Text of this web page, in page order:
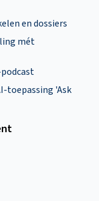
en dossiers
mét
toepassing 'Ask